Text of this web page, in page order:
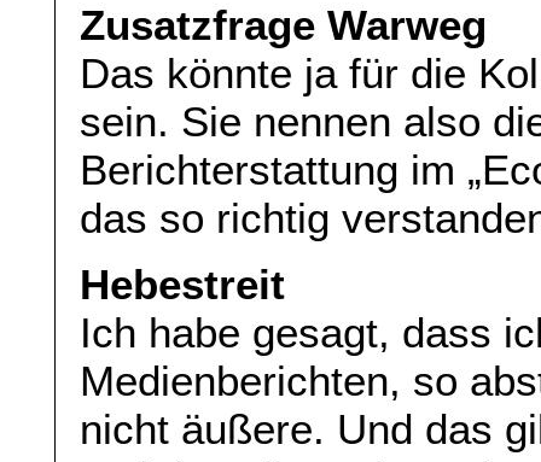
Zusatzfrage Warweg
Das könnte ja für die
sein. Sie nennen also
Berichterstattung im
das so richtig
Hebestreit
Ich habe gesagt, dass
Medienberichten, so
nicht äußere. Und das